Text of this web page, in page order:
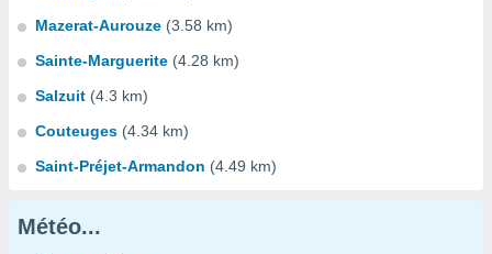
Mazerat-Aurouze (3.58 km)
Sainte-Marguerite (4.28 km)
Salzuit (4.3 km)
Couteuges (4.34 km)
Saint-Préjet-Armandon (4.49 km)
Météo...